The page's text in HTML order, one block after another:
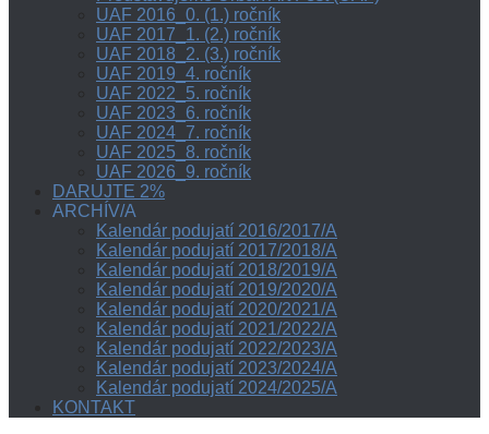
UAF 2016_0. (1.) ročník
UAF 2017_1. (2.) ročník
UAF 2018_2. (3.) ročník
UAF 2019_4. ročník
UAF 2022_5. ročník
UAF 2023_6. ročník
UAF 2024_7. ročník
UAF 2025_8. ročník
UAF 2026_9. ročník
DARUJTE 2%
ARCHÍV/A
Kalendár podujatí 2016/2017/A
Kalendár podujatí 2017/2018/A
Kalendár podujatí 2018/2019/A
Kalendár podujatí 2019/2020/A
Kalendár podujatí 2020/2021/A
Kalendár podujatí 2021/2022/A
Kalendár podujatí 2022/2023/A
Kalendár podujatí 2023/2024/A
Kalendár podujatí 2024/2025/A
KONTAKT